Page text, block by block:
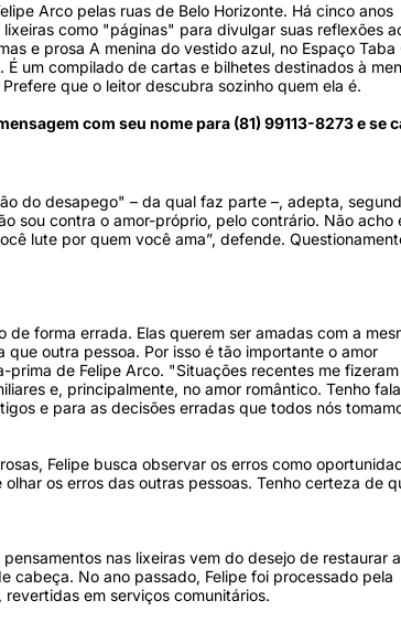
Arco pelas ruas de Belo Horizonte. Há cinco anos
como "páginas" para divulgar suas reflexões
e prosa A menina do vestido azul, no Espaço Taba
um compilado de cartas e bilhetes destinados à
que o leitor descubra sozinho quem ela é.
com seu nome para (81) 99113-8273 e se
do desapego" – da qual faz parte –, adepta,
sou contra o amor-próprio, pelo contrário. Não acho
lute por quem você ama”, defende.
forma errada. Elas querem ser amadas com a
outra pessoa. Por isso é tão importante o amor
de Felipe Arco. "Situações recentes me
e, principalmente, no amor romântico. Tenho
e para as decisões erradas que todos nós
Felipe busca observar os erros como
os erros das outras pessoas. Tenho certeza de
nas lixeiras vem do desejo de restaurar
cabeça. No ano passado, Felipe foi processado pela
em serviços comunitários.